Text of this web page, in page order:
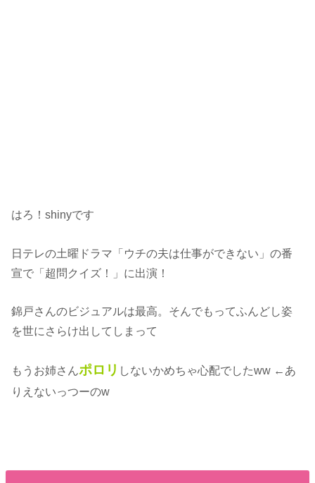
はろ！shinyです
日テレの土曜ドラマ「ウチの夫は仕事ができない」の番
宣で「超問クイズ！」に出演！
錦戸さんのビジュアルは最高。そんでもってふんどし姿
を世にさらけ出してしまって
もうお姉さんポロリ しないかめちゃ心配でしたww ←あ
りえないっつーのw